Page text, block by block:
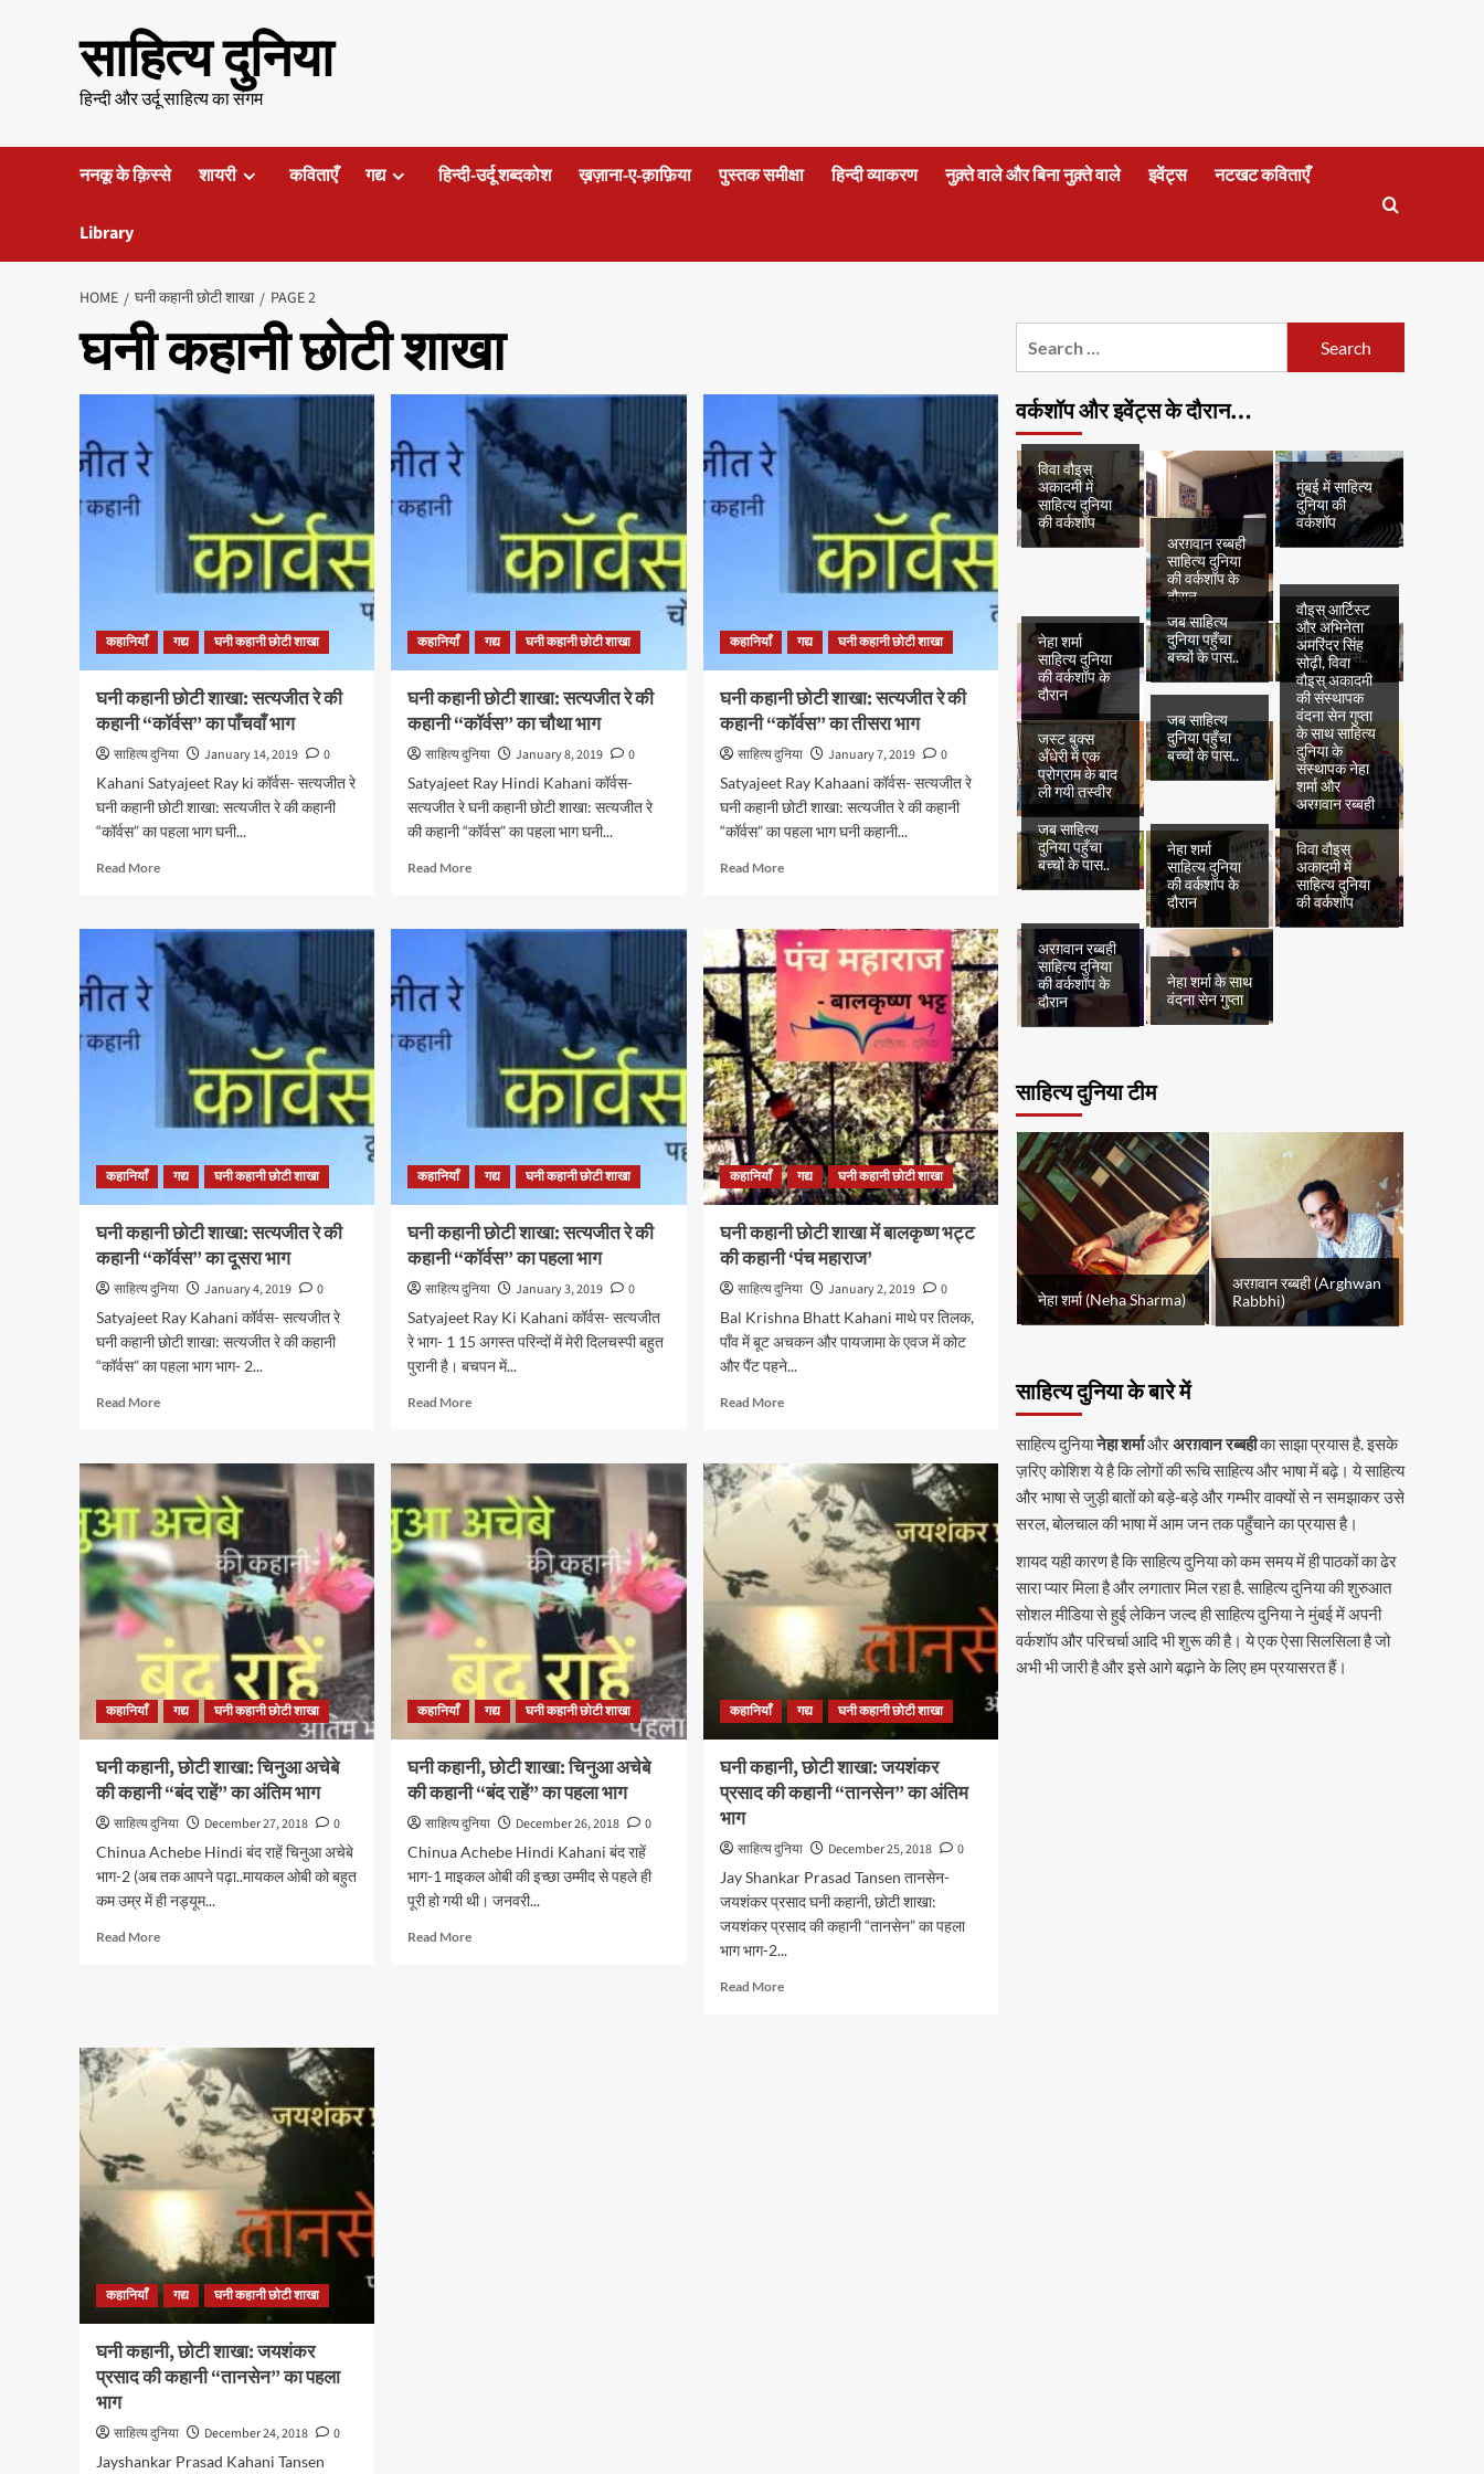
साहित्य दुनिया
हिन्दी और उर्दू साहित्य का संगम
ननकू के क़िस्से शायरी कविताएँ गद्य हिन्दी-उर्दू शब्दकोश ख़ज़ाना-ए-क़ाफ़िया पुस्तक समीक्षा हिन्दी व्याकरण नुक़्ते वाले और बिना नुक़्ते वाले इवेंट्स नटखट कविताएँ
Library
HOME घनी कहानी छोटी शाखा PAGE 2
घनी कहानी छोटी शाखा
कहानियाँ गद्य घनी कहानी छोटी शाखा
घनी कहानी छोटी शाखा: सत्यजीत रे की
कहानी “कॉर्वस” का पाँचवाँ भाग
साहित्य दुनिया January 14, 2019
0
Kahani Satyajeet Ray ki कॉर्वस- सत्यजीत रे
घनी कहानी छोटी शाखा: सत्यजीत रे की कहानी
“कॉर्वस” का पहला भाग घनी...
Read MoreRead
घनी
कहानी
छोटी
शाखा:
सत्यजीत
कहानी
“कॉर्वस”
कहानियाँ गद्य घनी कहानी छोटी शाखा
घनी कहानी छोटी शाखा: सत्यजीत रे की
कहानी “कॉर्वस” का चौथा भाग
साहित्य दुनिया January 8, 2019
0
Satyajeet Ray Hindi Kahani कॉर्वस-
सत्यजीत रे घनी कहानी छोटी शाखा: सत्यजीत रे
की कहानी “कॉर्वस” का पहला भाग घनी...
Read MoreRead
घनी
कहानी
छोटी
शाखा:
सत्यजीत
कहानी
“कॉर्वस”
कहानियाँ गद्य घनी कहानी छोटी शाखा
घनी कहानी छोटी शाखा: सत्यजीत रे की
कहानी “कॉर्वस” का तीसरा भाग
साहित्य दुनिया January 7, 2019
0
Satyajeet Ray Kahaani कॉर्वस- सत्यजीत रे
घनी कहानी छोटी शाखा: सत्यजीत रे की कहानी
“कॉर्वस” का पहला भाग घनी कहानी...
Read MoreRead
घनी
कहानी
छोटी
सत्यजीत
कहानी
“कॉर्वस”
का
तीसरा
भाग
कहानियाँ गद्य घनी कहानी छोटी शाखा
घनी कहानी छोटी शाखा: सत्यजीत रे की
कहानी “कॉर्वस” का दूसरा भाग
साहित्य दुनिया January 4, 2019
0
Satyajeet Ray Kahani कॉर्वस- सत्यजीत रे
घनी कहानी छोटी शाखा: सत्यजीत रे की कहानी
“कॉर्वस” का पहला भाग भाग- 2...
Read MoreRead
घनी
कहानी
छोटी
शाखा:
सत्यजीत
रे
की
कहानी
“कॉर्वस”
का
दूसरा
भाग
कहानियाँ गद्य घनी कहानी छोटी शाखा
घनी कहानी छोटी शाखा: सत्यजीत रे की
कहानी “कॉर्वस” का पहला भाग
साहित्य दुनिया January 3, 2019
0
Satyajeet Ray Ki Kahani कॉर्वस- सत्यजीत
रे भाग- 1 15 अगस्त परिन्दों में मेरी दिलचस्पी बहुत
पुरानी है। बचपन में...
Read MoreRead
घनी
कहानी
छोटी
शाखा:
सत्यजीत
रे
की
कहानी
“कॉर्वस”
का
पहला
भाग
कहानियाँ गद्य घनी कहानी छोटी शाखा
घनी कहानी छोटी शाखा में बालकृष्ण भट्ट
की कहानी ‘पंच महाराज’
साहित्य दुनिया January 2, 2019
0
Bal Krishna Bhatt Kahani माथे पर तिलक,
पाँव में बूट अचकन और पायजामा के एवज में कोट
और पैंट पहने...
Read MoreRead
घनी
कहानी
शाखा
बालकृष्ण
की
‘पंच
महाराज’
कहानियाँ गद्य घनी कहानी छोटी शाखा
घनी कहानी, छोटी शाखा: चिनुआ अचेबे
की कहानी “बंद राहें” का अंतिम भाग
साहित्य दुनिया December 27, 2018
0
Chinua Achebe Hindi बंद राहें चिनुआ अचेबे
भाग-2 (अब तक आपने पढ़ा..मायकल ओबी को बहुत
कम उम्र में ही नड्यूम...
Read MoreRead
शाखा:
चिनुआ
अचेबे
की
कहानी
राहें”
भाग
कहानियाँ गद्य घनी कहानी छोटी शाखा
घनी कहानी, छोटी शाखा: चिनुआ अचेबे
की कहानी “बंद राहें” का पहला भाग
साहित्य दुनिया December 26, 2018
0
Chinua Achebe Hindi Kahani बंद राहें
भाग-1 माइकल ओबी की इच्छा उम्मीद से पहले ही
पूरी हो गयी थी। जनवरी...
Read MoreRead
कहानियाँ गद्य घनी कहानी छोटी शाखा
घनी कहानी, छोटी शाखा: जयशंकर
प्रसाद की कहानी “तानसेन” का अंतिम
भाग
साहित्य दुनिया December 25, 2018
0
Jay Shankar Prasad Tansen तानसेन-
जयशंकर प्रसाद घनी कहानी, छोटी शाखा:
जयशंकर प्रसाद की कहानी “तानसेन” का पहला
भाग भाग-2...
Read MoreRead
कहानियाँ गद्य घनी कहानी छोटी शाखा
घनी कहानी, छोटी शाखा: जयशंकर
प्रसाद की कहानी “तानसेन” का पहला
भाग
साहित्य दुनिया December 24, 2018
0
Jayshankar Prasad Kahani Tansen
वर्कशॉप और इवेंट्स के दौरान…
विवा वौइस्
अकादमी में
साहित्य दुनिया
की वर्कशॉप
अरग़वान रब्बही
साहित्य दुनिया
की वर्कशॉप के
दौरान
मुंबई में साहित्य
दुनिया की
वर्कशॉप
नेहा शर्मा
साहित्य दुनिया
की वर्कशॉप के
दौरान
जब साहित्य
दुनिया पहुँचा
बच्चों के पास..
जब साहित्य
दुनिया पहुँचा
बच्चों के पास..
जस्ट बुक्स
अँधेरी में एक
प्रोग्राम के बाद
ली गयी तस्वीर
जब साहित्य
दुनिया पहुँचा
बच्चों के पास..
वौइस् आर्टिस्ट
और अभिनेता
अमरिंदर सिंह
सोढ़ी, विवा
वौइस् अकादमी
की संस्थापक
वंदना सेन गुप्ता
के साथ साहित्य
दुनिया के
संस्थापक नेहा
शर्मा और
अरग़वान रब्बही
जब साहित्य
दुनिया पहुँचा
बच्चों के पास..
नेहा शर्मा
साहित्य दुनिया
की वर्कशॉप के
दौरान
विवा वौइस्
अकादमी में
साहित्य दुनिया
की वर्कशॉप
अरग़वान रब्बही
साहित्य दुनिया
की वर्कशॉप के
दौरान
नेहा शर्मा के साथ
वंदना सेन गुप्ता
साहित्य दुनिया टीम
नेहा शर्मा (Neha Sharma)
अरग़वान रब्बही (Arghwan
Rabbhi)
साहित्य दुनिया के बारे में
साहित्य दुनियानेहा शर्माऔरअरग़वान रब्बहीका साझा प्रयास है. इसके
ज़रिए कोशिश ये है कि लोगों की रूचि साहित्य और भाषा में बढ़े। ये साहित्य
और भाषा से जुड़ी बातों को बड़े-बड़े और गम्भीर वाक्यों से न समझाकर उसे
सरल, बोलचाल की भाषा में आम जन तक पहुँचाने का प्रयास है।
शायद यही कारण है कि साहित्य दुनिया को कम समय में ही पाठकों का ढेर
सारा प्यार मिला है और लगातार मिल रहा है. साहित्य दुनिया की शुरुआत
सोशल मीडिया से हुई लेकिन जल्द ही साहित्य दुनिया ने मुंबई में अपनी
वर्कशॉप और परिचर्चा आदि भी शुरू की है। ये एक ऐसा सिलसिला है जो
अभी भी जारी है और इसे आगे बढ़ाने के लिए हम प्रयासरत हैं।